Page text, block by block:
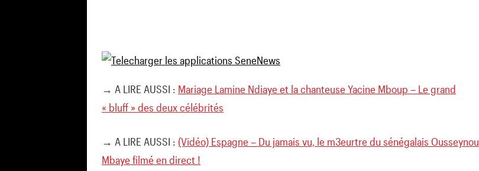
→ A LIRE AUSSI : Mariage Lamine Ndiaye et la chanteuse Yacine Mboup – Le grand
« bluff » des deux célébrités
→ A LIRE AUSSI : (Vidéo) Espagne – Du jamais vu, le m3eurtre du sénégalais Ousseynou
Mbaye filmé en direct !